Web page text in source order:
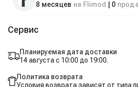
8 месяцев на Flimod 0
Сервис
Планируемая дата доставки
14 августа с 10:00 до 19:00.
Политика возврата
Условия возврата зависят от типа